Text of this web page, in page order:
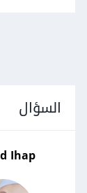
السؤال
Ihap